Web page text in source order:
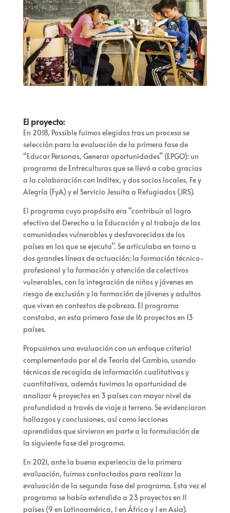
El proyecto:
En 2018, Possible fuimos elegidos tras un proceso se
selección para la evaluación de la primera fase de
“Educar Personas, Generar oportunidades” (EPGO): un
programa de Entreculturas que se llevó a cabo gracias
a la colaboración con Inditex, y dos socios locales, Fe y
Alegría (FyA) y el Servicio Jesuita a Refugiados (JRS).
El programa cuyo propósito era “contribuir al logro
efectivo del Derecho a la Educación y al trabajo de las
comunidades vulnerables y desfavorecidas de los
países en los que se ejecuta”. Se articulaba en torno a
dos grandes líneas de actuación: la formación técnico-
profesional y la formación y atención de colectivos
vulnerables, con la integración de niños y jóvenes en
riesgo de exclusión y la formación de jóvenes y adultos
que viven en contextos de pobreza. El programa
constaba, en esta primera fase de 16 proyectos en 13
países.
Propusimos una evaluación con un enfoque criterial
complementado por el de Teoría del Cambio, usando
técnicas de recogida de información cualitativas y
cuantitativas, además tuvimos la oportunidad de
analizar 4 proyectos en 3 países con mayor nivel de
profundidad a través de viaje a terreno. Se evidenciaron
hallazgos y conclusiones, así como lecciones
aprendidas que sirvieron en parte a la formulación de
la siguiente fase del programa.
En 2021, ante la buena experiencia de la primera
evaluación, fuimos contactados para realizar la
evaluación de la segunda fase del programa. Esta vez el
programa se había extendido a 23 proyectos en 11
países (9 en Latinoamérica, 1 en África y 1 en Asia).